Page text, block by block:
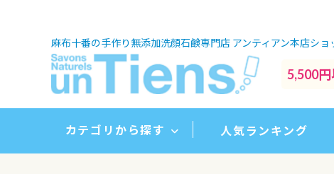
麻布十番の手作り無添加洗顔石鹸専門店 アンティアン本店ショ
5,500円
カテゴリから探す 人気ランキング